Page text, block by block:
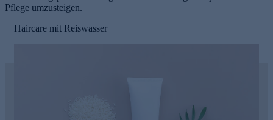
Pflege umzusteigen.
Haircare mit Reiswasser